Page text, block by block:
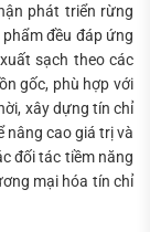
phát triển rừng
đều đáp ứng
sạch theo các
gốc, phù hợp với
xây dựng tín chỉ
nâng cao giá trị và
đối tác tiềm năng
mại hóa tín chỉ